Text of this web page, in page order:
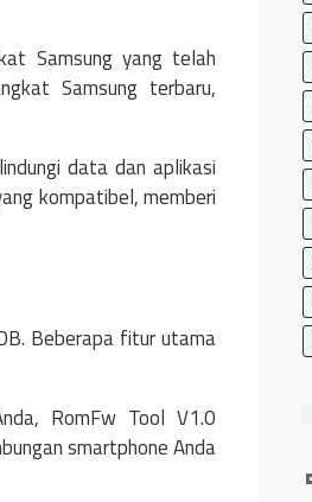
Samsung yang telah
Samsung terbaru,
data dan aplikasi
kompatibel, memberi
Beberapa fitur utama
RomFw Tool V1.0
smartphone Anda